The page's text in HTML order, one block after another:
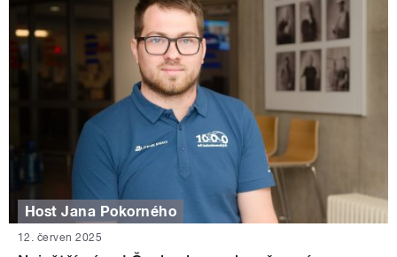
Host Jana Pokorného
12. červen 2025